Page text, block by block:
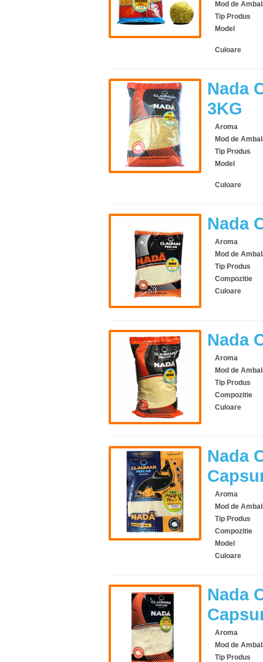
Mod de
Tip Produs
Model
Culoare
Nada
3KG
Aroma
Mod de
Tip Produs
Model
Culoare
Nada
Aroma
Mod de
Tip Produs
Compozitie
Culoare
Nada
Aroma
Mod de
Tip Produs
Compozitie
Culoare
Nada
Aroma
Mod de
Tip Produs
Compozitie
Model
Culoare
Nada
Aroma
Mod de
Tip Produs